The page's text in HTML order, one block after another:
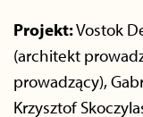
Projekt:Vostok
(architekt
prowadzący),
Krzysztof